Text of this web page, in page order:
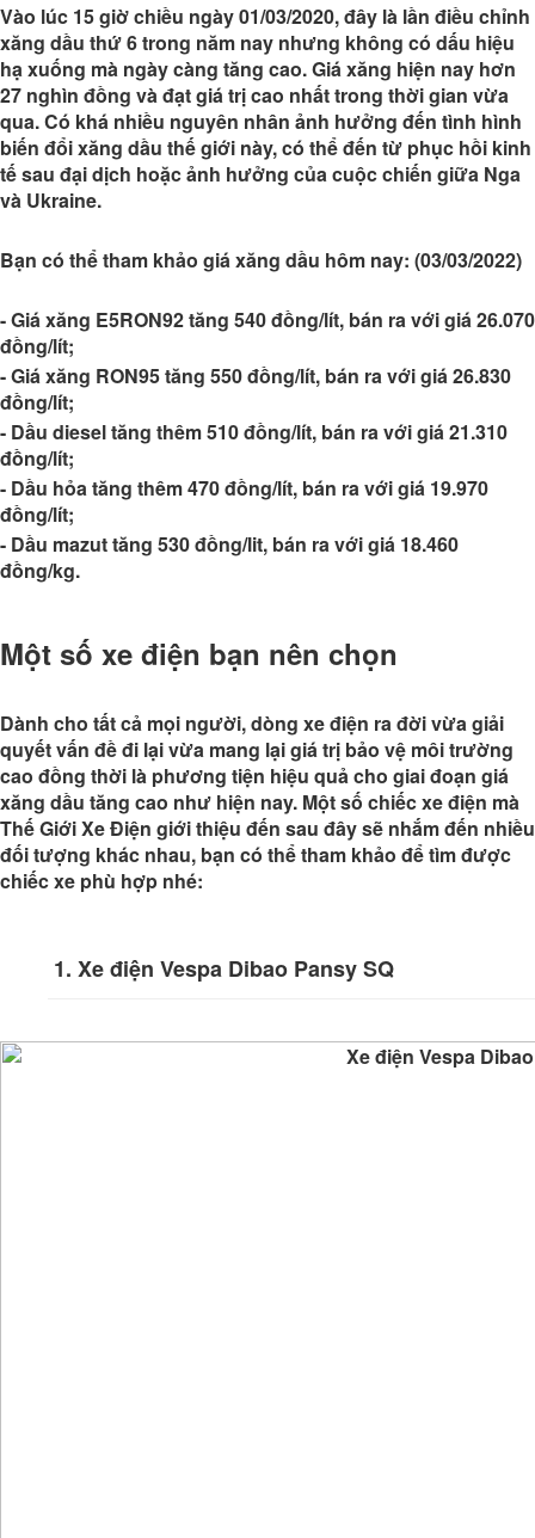
Vào lúc 15 giờ chiều ngày 01/03/2020, đây là lần điều chỉnh
xăng dầu thứ 6 trong năm nay nhưng không có dấu hiệu
hạ xuống mà ngày càng tăng cao. Giá xăng hiện nay hơn
27 nghìn đồng và đạt giá trị cao nhất trong thời gian vừa
qua. Có khá nhiều nguyên nhân ảnh hưởng đến tình hình
biến đổi xăng dầu thế giới này, có thể đến từ phục hồi kinh
tế sau đại dịch hoặc ảnh hưởng của cuộc chiến giữa Nga
và Ukraine.
Bạn có thể tham khảo giá xăng dầu hôm nay: (03/03/2022)
- Giá xăng E5RON92 tăng 540 đồng/lít, bán ra với giá 26.070
đồng/lít;
- Giá xăng RON95 tăng 550 đồng/lít, bán ra với giá 26.830
đồng/lít;
- Dầu diesel tăng thêm 510 đồng/lít, bán ra với giá 21.310
đồng/lít;
- Dầu hỏa tăng thêm 470 đồng/lít, bán ra với giá 19.970
đồng/lít;
- Dầu mazut tăng 530 đồng/lit, bán ra với giá 18.460
đồng/kg.
Một số xe điện bạn nên chọn
Dành cho tất cả mọi người, dòng xe điện ra đời vừa giải
quyết vấn đề đi lại vừa mang lại giá trị bảo vệ môi trường
cao đồng thời là phương tiện hiệu quả cho giai đoạn giá
xăng dầu tăng cao như hiện nay. Một số chiếc xe điện mà
Thế Giới Xe Điện giới thiệu đến sau đây sẽ nhắm đến nhiều
đối tượng khác nhau, bạn có thể tham khảo để tìm được
chiếc xe phù hợp nhé:
1. Xe điện Vespa Dibao Pansy SQ